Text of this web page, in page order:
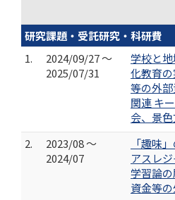
研究課題・受託研究・科研費
1.
2024/09/27 ～
2025/07/31
学校と
化教育
等の外
関連 キ
会、景
2.
2023/08 ～
2024/07
「趣味
アスレ
学習論
資金等